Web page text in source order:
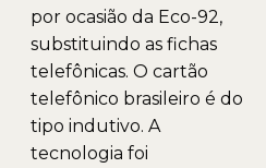
por ocasião da Eco-92,
substituindo as fichas
telefônicas. O cartão
telefônico brasileiro é do
tipo indutivo. A
tecnologia foi